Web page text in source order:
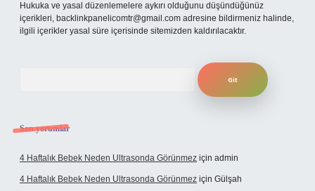
Hukuka ve yasal düzenlemelere aykırı olduğunu düşündüğünüz
içerikleri, backlinkpanelicomtr@gmail.com adresine bildirmeniz halinde,
ilgili içerikler yasal süre içerisinde sitemizden kaldırılacaktır.
Son yorumlar
4 Haftalık Bebek Neden Ultrasonda Görünmez için admin
4 Haftalık Bebek Neden Ultrasonda Görünmez için Gülşah